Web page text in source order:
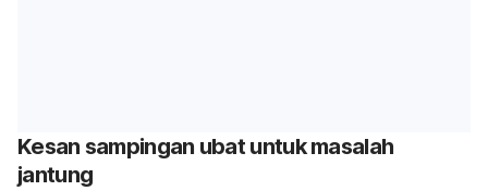
Kesan sampingan ubat untuk masalah
jantung